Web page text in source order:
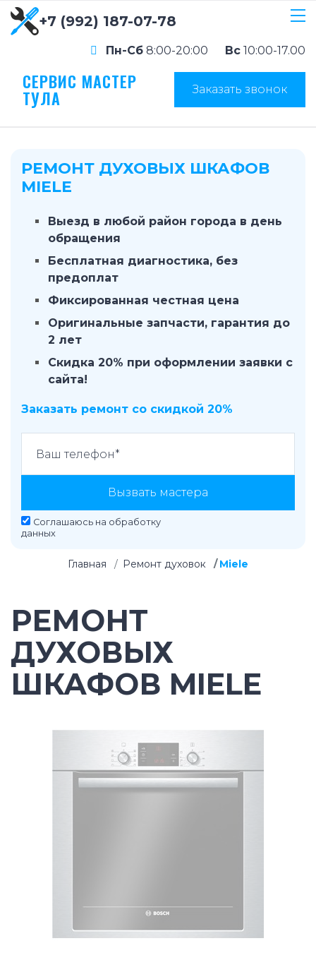
+7 (992) 187-07-78
Пн-Сб 8:00-20:00 Вс 10:00-17.00
СЕРВИС МАСТЕР
ТУЛА Заказать звонок
РЕМОНТ ДУХОВЫХ ШКАФОВ
MIELE
Выезд в любой район города в день
обращения
Бесплатная диагностика, без
предоплат
Фиксированная честная цена
Оригинальные запчасти, гарантия до
2 лет
Скидка 20% при оформлении заявки с
сайта!
Заказать ремонт со скидкой 20%
Вызвать мастера
Соглашаюсь на обработку
данных
Главная Ремонт духовок Miele
РЕМОНТ
ДУХОВЫХ
ШКАФОВ MIELE